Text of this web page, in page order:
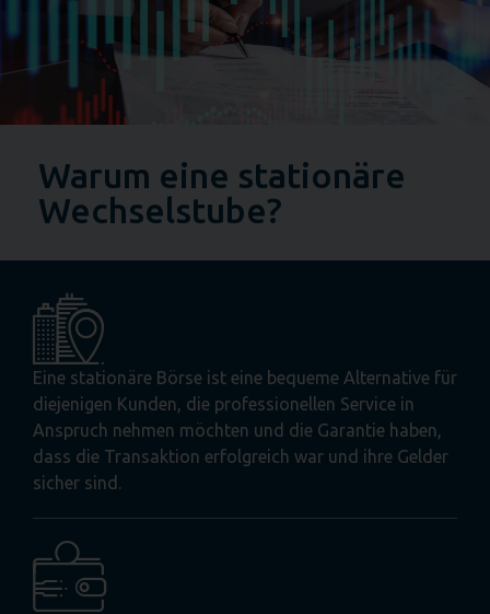
Warum eine stationäre
Wechselstube?
Eine stationäre Börse ist eine bequeme Alternative für
diejenigen Kunden, die professionellen Service in
Anspruch nehmen möchten und die Garantie haben,
dass die Transaktion erfolgreich war und ihre Gelder
sicher sind.